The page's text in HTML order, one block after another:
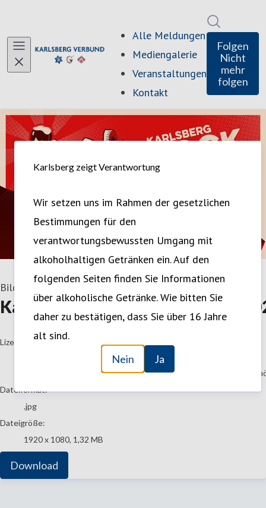
Karlsberg zeigt Verantwortung
Wir setzen uns im Rahmen der gesetzlichen
Bestimmungen für den
verantwortungsbewussten Umgang mit
alkoholhaltigen Getränken ein. Auf den
folgenden Seiten finden Sie Informationen
über alkoholische Getränke. Wie bitten Sie
daher zu bestätigen, dass Sie über 16 Jahre
alt sind.
Nein Ja
Alle Meldungen
Mediengalerie
Veranstaltungen
Kontakt
Folgen
Nicht
mehr
folgen
Bild 11. November 2025
go to media item
Lizenz:
Die Inhalte können von Journalisten, Bloggern, Kolumnisten,
Dateiformat:
.jpg
Dateigröße:
1920 x 1080, 1,32 MB
Download